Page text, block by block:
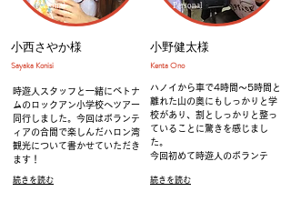
Personal
小西さやか様
​Sayaka Konisi
時遊人スタッフと一緒にベトナ
ムのロックアン小学校へツアー
同行しました。今回はボランテ
ィアの合間で楽しんだハロン湾
観光について書かせていただき
ます！
続きを読む
Personal
小野健太様
​Kenta Ono
ハノイから車で4時間～5時間と
離れた山の奥にもしっかりと学
校があり、割としっかりと整っ
ていることに驚きを感じまし
た。
今回初めて時遊人のボランテ
続きを読む